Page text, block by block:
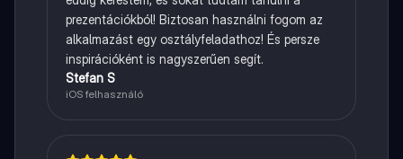
prezentációkból! Biztosan használni fogom az
alkalmazást egy osztályfeladathoz! És persze
inspirációként is nagyszerűen segít.
Stefan S
iOS felhasználó